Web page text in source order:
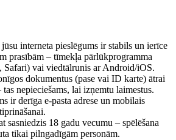
interneta pieslēgums ir stabils un ierīce
prasībām – tīmekļa pārlūkprogramma
Safari) vai viedtālrunis ar Android/iOS.
dokumentus (pase vai ID karte) ātrai
nepieciešams, lai izņemtu laimestus.
ir derīga e-pasta adrese un mobilais
sasniedzis 18 gadu vecumu – spēlēšana
tikai pilngadīgām personām.